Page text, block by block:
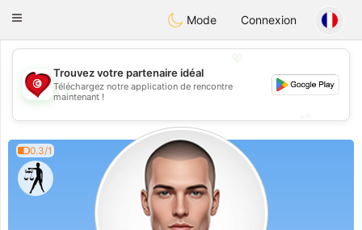
Tunisia Dating
Toggle
Mode Connexion
💖
💕
Trouvez votre partenaire idéal
Téléchargez notre application de rencontre
maintenant !
0.3/1